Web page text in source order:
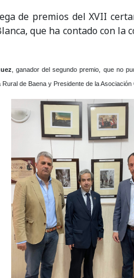
de premios del XVII
que ha contado con
, ganador del segundo premio, que no
de Baena y Presidente de la